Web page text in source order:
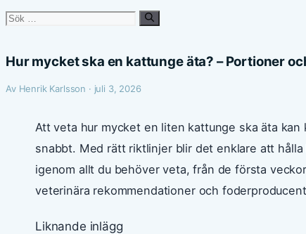
Sök
Hur mycket ska en kattunge äta? – Portioner
Av Henrik Karlsson · juli 3, 2026
Att veta hur mycket en liten kattunge ska äta
snabbt. Med rätt riktlinjer blir det enklare att
igenom allt du behöver veta, från de första
veterinära rekommendationer och
Liknande inlägg